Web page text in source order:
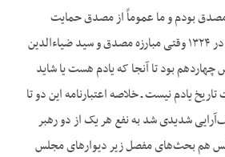
بودم و ما عموماً از مصدق حمایت
می‌کردیم. یادم می‌آید که در ۱۳۲۴ وقتی مبارزه مصدق و سید ضیاء‌الدین
بود تا آنجا که یادم هست یا شاید
تاریخ یادم نیست ـ خلاصه اعتبارنامه این دو تا
شدیدی شد به نفع هر یک از دو رهبر
هم بحث‌های مفصل زیر دیوارهای مجلس